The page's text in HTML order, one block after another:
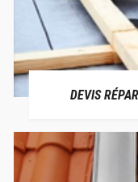
DEVIS